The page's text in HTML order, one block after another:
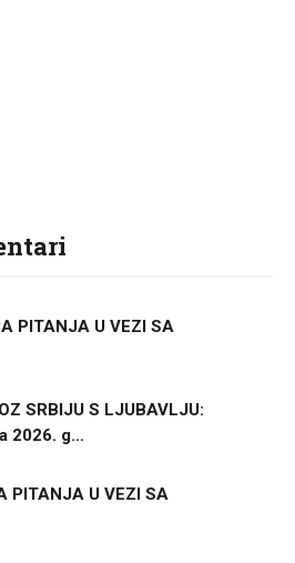
PITANJA U VEZI SA
SRBIJU S LJUBAVLJU:
2026. g…
PITANJA U VEZI SA